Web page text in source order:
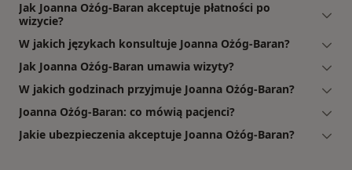
Jak Joanna Ożóg-Baran akceptuje płatności po
wizycie?
W jakich językach konsultuje Joanna Ożóg-Baran?
Jak Joanna Ożóg-Baran umawia wizyty?
W jakich godzinach przyjmuje Joanna Ożóg-Baran?
Joanna Ożóg-Baran: co mówią pacjenci?
Jakie ubezpieczenia akceptuje Joanna Ożóg-Baran?